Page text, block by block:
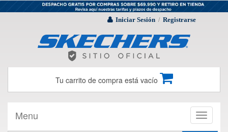
Iniciar Sesión / Registrarse
Tu carrito de compra está vacío
Toggle
Menu